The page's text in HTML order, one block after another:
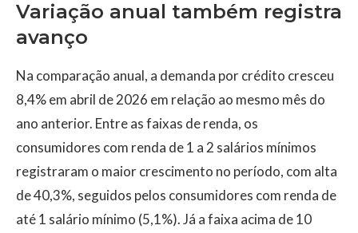
Variação anual também registra
avanço
Na comparação anual, a demanda por crédito cresceu
8,4% em abril de 2026 em relação ao mesmo mês do
ano anterior. Entre as faixas de renda, os
consumidores com renda de 1 a 2 salários mínimos
registraram o maior crescimento no período, com alta
de 40,3%, seguidos pelos consumidores com renda de
até 1 salário mínimo (5,1%). Já a faixa acima de 10